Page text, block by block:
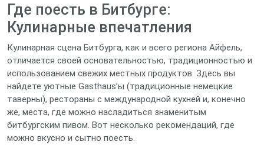
Где поесть в Битбурге:
Кулинарные впечатления
Кулинарная сцена Битбурга, как и всего региона Айфель,
отличается своей основательностью, традиционностью и
использованием свежих местных продуктов. Здесь вы
найдете уютные Gasthaus’ы (традиционные немецкие
таверны), рестораны с международной кухней и, конечно
же, места, где можно насладиться знаменитым
битбургским пивом. Вот несколько рекомендаций, где
можно вкусно и сытно поесть.